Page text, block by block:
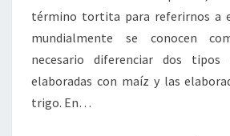
término tortita para referirnos a
mundialmente se conocen
necesario diferenciar dos
elaboradas con maíz y las
trigo. En…